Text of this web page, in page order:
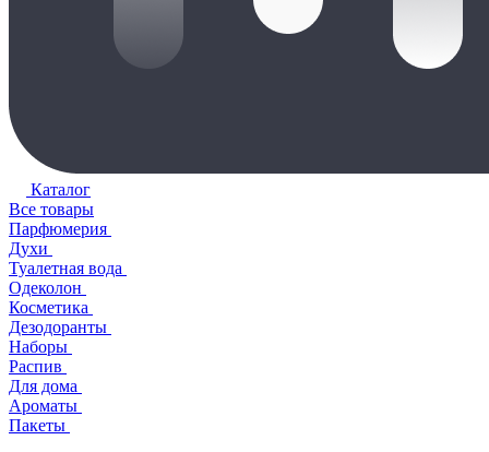
Каталог
Все товары
Парфюмерия
Духи
Туалетная вода
Одеколон
Косметика
Дезодоранты
Наборы
Распив
Для дома
Ароматы
Пакеты